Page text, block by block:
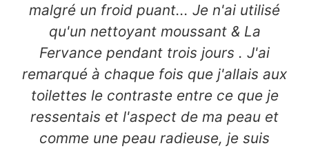
malgré un froid puant... Je n'ai utilisé
qu'un nettoyant moussant & La
Fervance pendant trois jours . J'ai
remarqué à chaque fois que j'allais aux
toilettes le contraste entre ce que je
ressentais et l'aspect de ma peau et
comme une peau radieuse, je suis